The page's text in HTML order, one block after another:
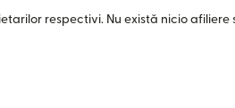
respectivi. Nu există nicio afiliere